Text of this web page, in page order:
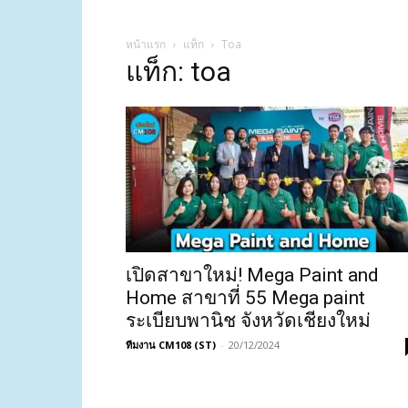
หน้าแรก แท็ก Toa
แท็ก: toa
เปิดสาขาใหม่! Mega Paint and
Home สาขาที่ 55 Mega paint
ระเบียบพานิช จังหวัดเชียงใหม่
ทีมงาน CM108 (ST) - 20/12/2024